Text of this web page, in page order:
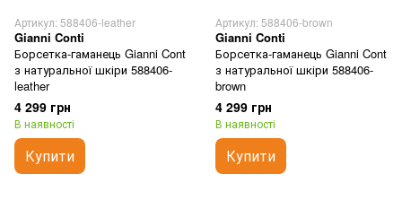
Артикул: 588406-leather
Gianni Conti
Борсетка-гаманець Gianni Cont
з натуральної шкіри 588406-
leather
4 299 грн
В наявності
Купити
Артикул: 588406-brown
Gianni Conti
Борсетка-гаманець Gianni Cont
з натуральної шкіри 588406-
brown
4 299 грн
В наявності
Купити